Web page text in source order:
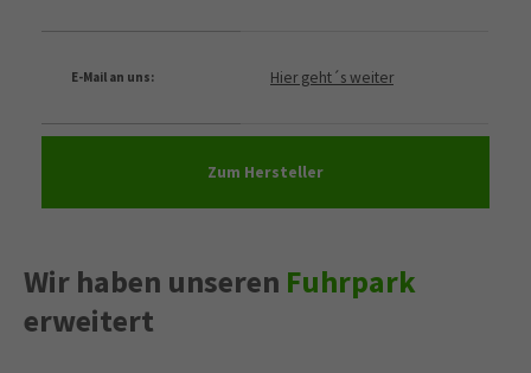
E-Mail an uns: Hier geht´s weiter
Zum Hersteller
Wir haben unseren Fuhrpark
erweitert